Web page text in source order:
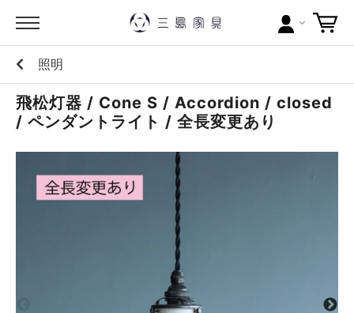
カテゴリー
ブランドから探す
当店について
照明
飛松灯器 / Cone S / Accordion / closed
/ ペンダントライト / 全長変更あり